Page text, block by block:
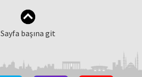
Sayfa başına git